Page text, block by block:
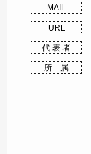
MAIL
URL
代 表 者
所 属